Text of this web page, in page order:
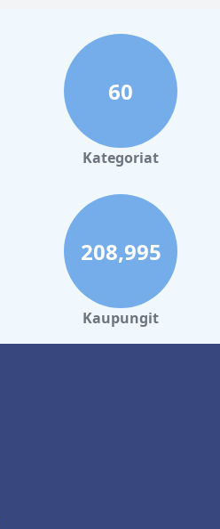
60
Kategoriat
208,995
Kaupungit